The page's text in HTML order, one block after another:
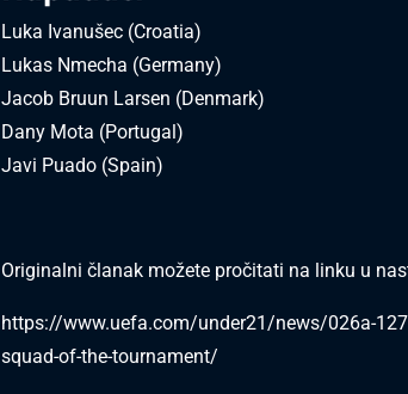
Luka Ivanušec (Croatia)
Lukas Nmecha (Germany)
Jacob Bruun Larsen (Denmark)
Dany Mota (Portugal)
Javi Puado (Spain)
Originalni članak možete pročitati na linku u
https://www.uefa.com/under21/news/026a-
squad-of-the-tournament/